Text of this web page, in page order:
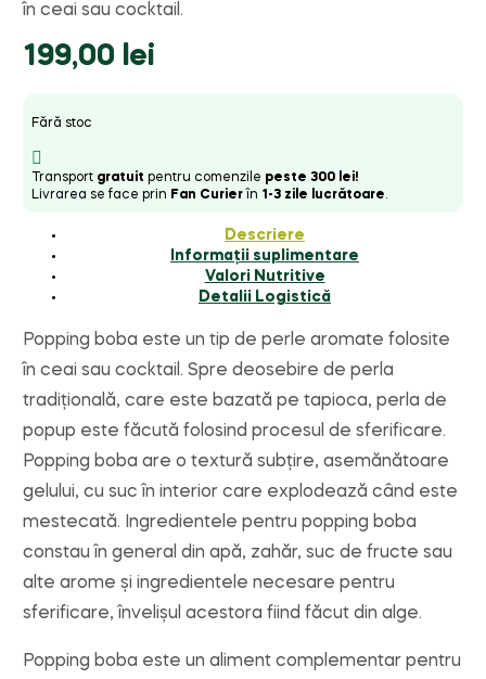
în ceai sau cocktail.
199,00 lei
Fără stoc
Transport gratuit pentru comenzile peste 300 lei!
Livrarea se face prin Fan Curierîn 1-3 zile lucrătoare.
Descriere
Informații suplimentare
Valori Nutritive
Detalii Logistică
Popping boba este un tip de perle aromate folosite
în ceai sau cocktail. Spre deosebire de perla
tradițională, care este bazată pe tapioca, perla de
popup este făcută folosind procesul de sferificare.
Popping boba are o textură subțire, asemănătoare
gelului, cu suc în interior care explodează când este
mestecată. Ingredientele pentru popping boba
constau în general din apă, zahăr, suc de fructe sau
alte arome și ingredientele necesare pentru
sferificare, învelișul acestora fiind făcut din alge.
Popping boba este un aliment complementar pentru